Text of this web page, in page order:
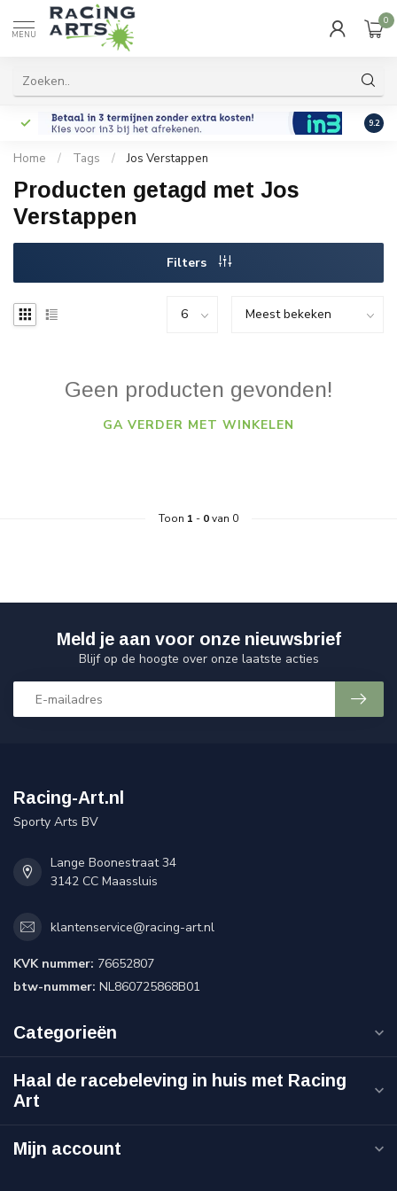
MENU
0
9.2
Home / Tags / Jos Verstappen
Producten getagd met Jos
Verstappen
Filters
Geen producten gevonden!
GA VERDER MET WINKELEN
Toon 1 - 0van 0
Meld je aan voor onze nieuwsbrief
Blijf op de hoogte over onze laatste acties
Racing-Art.nl
Sporty Arts BV
Lange Boonestraat 34
3142 CC Maassluis
klantenservice@racing-art.nl
KVK nummer: 76652807
btw-nummer: NL860725868B01
Categorieën
Haal de racebeleving in huis met Racing
Art
Mijn account